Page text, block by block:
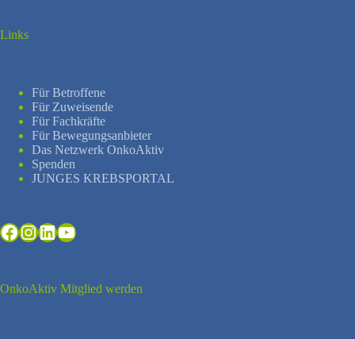
Links
Für Betroffene
Für Zuweisende
Für Fachkräfte
Für Bewegungsanbieter
Das Netzwerk OnkoAktiv
Spenden
JUNGES KREBSPORTAL
Facebook
Instagram
LinkedIn
YouTube
OnkoAktiv Mitglied werden